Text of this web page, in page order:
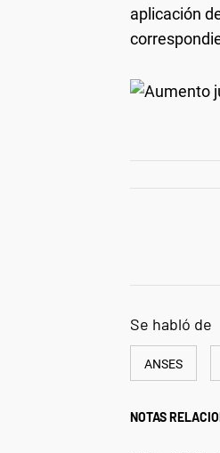
aplicación
Se habló de
ANSES
NOTAS